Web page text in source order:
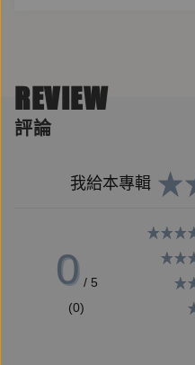
REVIEW
評論
我給本專輯
0 / 5
(0)